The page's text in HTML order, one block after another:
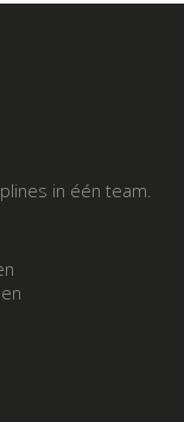
in één team.